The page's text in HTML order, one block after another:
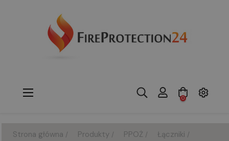
Toggle
navigation
☰ 0
Strona główna Produkty PPOŻ
Łączniki